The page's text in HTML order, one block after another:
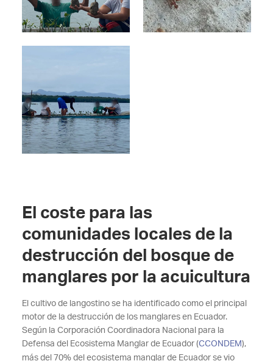
El coste para las
comunidades locales de la
destrucción del bosque de
manglares por la acuicultura
El cultivo de langostino se ha identificado como el principal
motor de la destrucción de los manglares en Ecuador.
Según la Corporación Coordinadora Nacional para la
Defensa del Ecosistema Manglar de Ecuador (CCONDEM),
más del 70% del ecosistema manglar de Ecuador se vio